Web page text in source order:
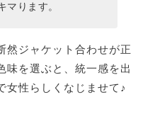
マります。
然ジャケット合わせが正
味を選ぶと、統一感を出
女性らしくなじませて♪